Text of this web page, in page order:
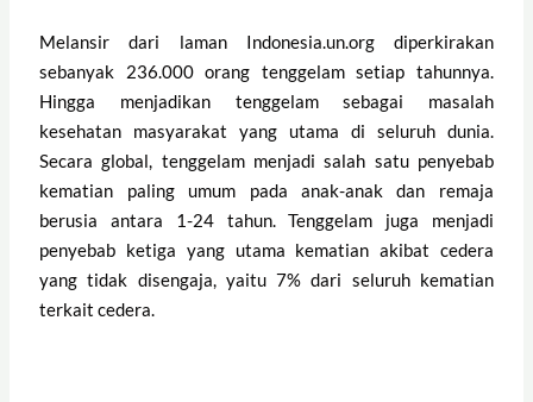
Melansir dari laman Indonesia.un.org diperkirakan
sebanyak 236.000 orang tenggelam setiap tahunnya.
Hingga menjadikan tenggelam sebagai masalah
kesehatan masyarakat yang utama di seluruh dunia.
Secara global, tenggelam menjadi salah satu penyebab
kematian paling umum pada anak-anak dan remaja
berusia antara 1-24 tahun. Tenggelam juga menjadi
penyebab ketiga yang utama kematian akibat cedera
yang tidak disengaja, yaitu 7% dari seluruh kematian
terkait cedera.